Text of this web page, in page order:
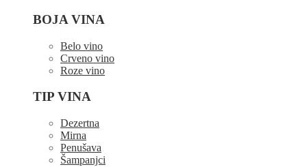
BOJA VINA
Belo vino
Crveno vino
Roze vino
TIP VINA
Dezertna
Mirna
Penušava
Šampanjci